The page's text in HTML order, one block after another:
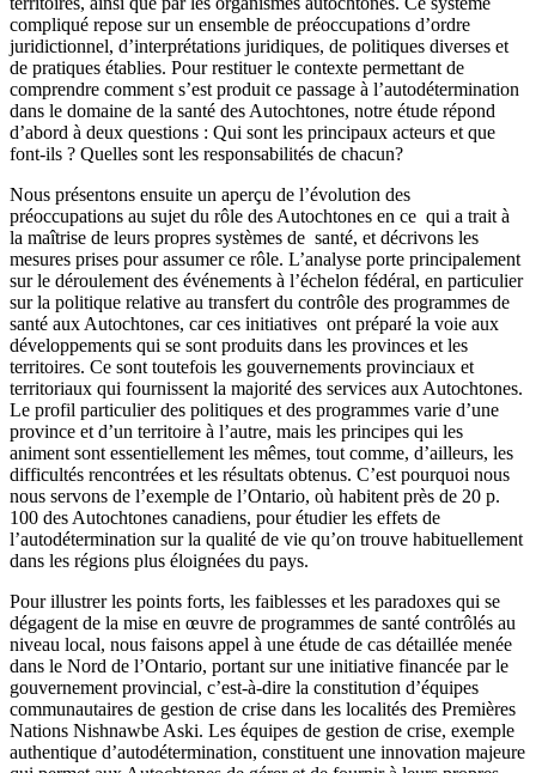
compliqué repose sur un ensemble de préoccupations d’ordre
juridictionnel, d’interprétations juridiques, de politiques diverses et
de pratiques établies. Pour restituer le contexte permettant de
comprendre comment s’est produit ce passage à l’autodétermination
dans le domaine de la santé des Autochtones, notre étude répond
d’abord à deux questions : Qui sont les principaux acteurs et que
font-ils ? Quelles sont les responsabilités de chacun?
Nous présentons ensuite un aperçu de l’évolution des
préoccupations au sujet du rôle des Autochtones en ce qui a trait à
la maîtrise de leurs propres systèmes de santé, et décrivons les
mesures prises pour assumer ce rôle. L’analyse porte principalement
sur le déroulement des événements à l’échelon fédéral, en particulier
sur la politique relative au transfert du contrôle des programmes de
santé aux Autochtones, car ces initiatives ont préparé la voie aux
développements qui se sont produits dans les provinces et les
territoires. Ce sont toutefois les gouvernements provinciaux et
territoriaux qui fournissent la majorité des services aux Autochtones.
Le profil particulier des politiques et des programmes varie d’une
province et d’un territoire à l’autre, mais les principes qui les
animent sont essentiellement les mêmes, tout comme, d’ailleurs, les
difficultés rencontrées et les résultats obtenus. C’est pourquoi nous
nous servons de l’exemple de l’Ontario, où habitent près de 20 p.
100 des Autochtones canadiens, pour étudier les effets de
l’autodétermination sur la qualité de vie qu’on trouve habituellement
dans les régions plus éloignées du pays.
Pour illustrer les points forts, les faiblesses et les paradoxes qui se
dégagent de la mise en œuvre de programmes de santé contrôlés au
niveau local, nous faisons appel à une étude de cas détaillée menée
dans le Nord de l’Ontario, portant sur une initiative financée par le
gouvernement provincial, c’est-à-dire la constitution d’équipes
communautaires de gestion de crise dans les localités des Premières
Nations Nishnawbe Aski. Les équipes de gestion de crise, exemple
authentique d’autodétermination, constituent une innovation majeure